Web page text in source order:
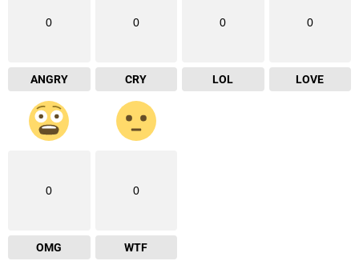
0
ANGRY
0
CRY
0
LOL
0
LOVE
0
OMG
0
WTF